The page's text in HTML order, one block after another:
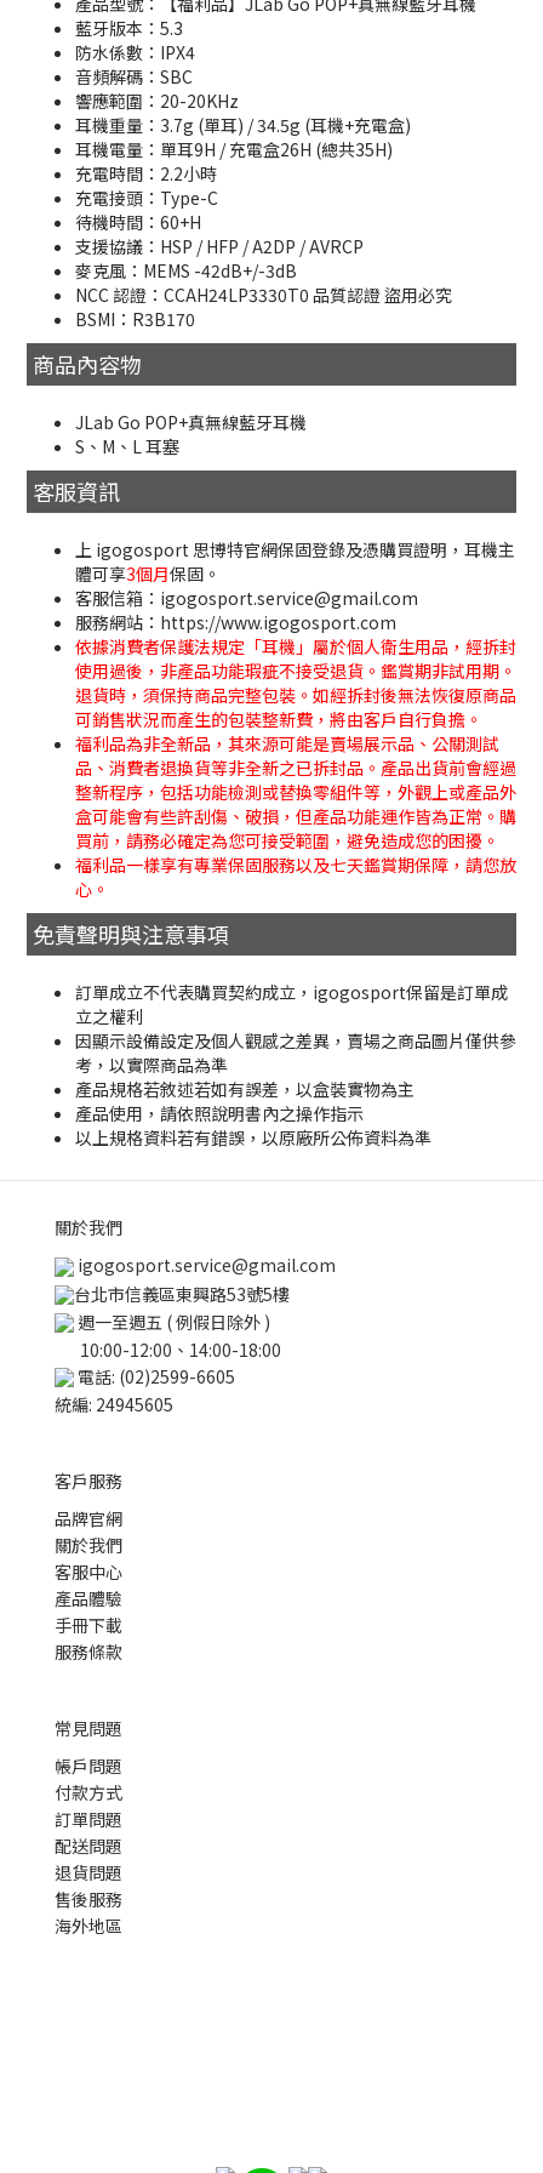
藍牙版本：5.3
防水係數：IPX4
音頻解碼：SBC
響應範圍：20-20KHz
耳機重量：3.7g (單耳) / 34.5g (耳機+充電盒)
耳機電量：單耳9H / 充電盒26H (總共35H)
充電時間：2.2小時
充電接頭：Type-C
待機時間：60+H
支援協議：HSP / HFP / A2DP / AVRCP
麥克風：MEMS -42dB+/-3dB
NCC 認證：CCAH24LP3330T0 品質認證 盜用必究
BSMI：R3B170
商品內容物
JLab Go POP+真無線藍牙耳機
S、M、L 耳塞
客服資訊
上 igogosport 思博特官網保固登錄及憑購買證明，耳機主
體可享3個月保固。
客服信箱：igogosport.service@gmail.com
服務網站：https://www.igogosport.com
依據消費者保護法規定「耳機」屬於個人衛生用品，經拆封
使用過後，非產品功能瑕疵不接受退貨。鑑賞期非試用期。
退貨時，須保持商品完整包裝。如經拆封後無法恢復原商品
可銷售狀況而產生的包裝整新費，將由客戶自行負擔。
福利品為非全新品，其來源可能是賣場展示品、公關測試
品、消費者退換貨等非全新之已拆封品。產品出貨前會經過
整新程序，包括功能檢測或替換零組件等，外觀上或產品外
盒可能會有些許刮傷、破損，但產品功能運作皆為正常。購
買前，請務必確定為您可接受範圍，避免造成您的困擾。
福利品一樣享有專業保固服務以及七天鑑賞期保障，請您放
心。
免責聲明與注意事項
訂單成立不代表購買契約成立，igogosport保留是訂單成
立之權利
因顯示設備設定及個人觀感之差異，賣場之商品圖片僅供參
考，以實際商品為準
產品規格若敘述若如有誤差，以盒裝實物為主
產品使用，請依照說明書內之操作指示
以上規格資料若有錯誤，以原廠所公佈資料為準
關於我們
igogosport.service@gmail.com
台北市信義區東興路53號5樓
週一至週五 ( 例假日除外 )
10:00-12:00、14:00-18:00
電話: (02)2599-6605
統編: 24945605
客戶服務
品牌官網
關於我們
客服中心
產品體驗
手冊下載
服務條款
常見問題
帳戶問題
付款方式
訂單問題
配送問題
退貨問題
售後服務
海外地區